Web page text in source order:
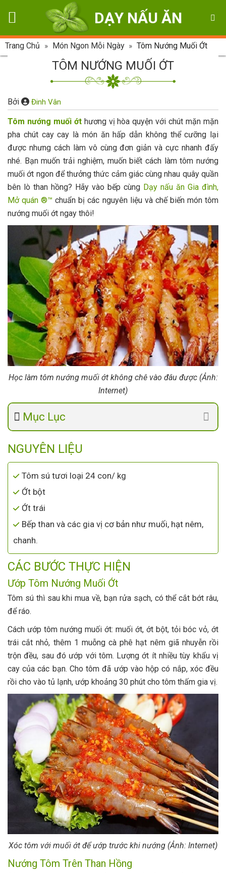
DẠY NẤU ĂN
Trang Chủ » Món Ngon Mỗi Ngày » Tôm Nướng Muối Ớt
TÔM NƯỚNG MUỐI ỚT
Bởi Đinh Vân
Tôm nướng muối ớthương vị hòa quyện với chút mặn mặn
pha chút cay cay là món ăn hấp dẫn không thể cưỡng lại
được nhưng cách làm vô cùng đơn giản và cực nhanh đấy
nhé. Bạn muốn trải nghiệm, muốn biết cách làm tôm nướng
muối ớt ngon để thưởng thức cảm giác cùng nhau quây quần
bên lò than hồng? Hãy vào bếp cùng Dạy nấu ăn Gia đình,
Mở quán ®™ chuẩn bị các nguyên liệu và chế biến món tôm
nướng muối ớt ngay thôi!
Học làm tôm nướng muối ớt không chê vào đâu được (Ảnh:
Internet)
Mục Lục
NGUYÊN LIỆU
Tôm sú tươi loại 24 con/ kg
Ớt bột
Ớt trái
Bếp than và các gia vị cơ bản như muối, hạt nêm,
chanh.
CÁC BƯỚC THỰC HIỆN
Ướp Tôm Nướng Muối Ớt
Tôm sú thì sau khi mua về, bạn rửa sạch, có thể cắt bớt râu,
để ráo.
Cách ướp tôm nướng muối ớt: muối ớt, ớt bột, tỏi bóc vỏ, ớt
trái cắt nhỏ, thêm 1 muỗng cà phê hạt nêm giã nhuyễn rồi
trộn đều, sau đó ướp với tôm. Lượng ớt ít nhiều tùy khẩu vị
cay của các bạn. Cho tôm đã ướp vào hộp có nắp, xóc đều
rồi cho vào tủ lạnh, ướp khoảng 30 phút cho tôm thấm gia vị.
Xóc tôm với muối ớt để ướp trước khi nướng (Ảnh: Internet)
Nướng Tôm Trên Than Hồng